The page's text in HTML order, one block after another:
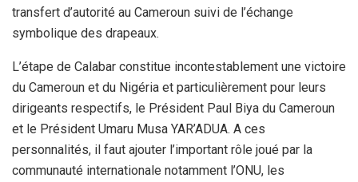
transfert d’autorité au Cameroun suivi de l’échange
symbolique des drapeaux.
L’étape de Calabar constitue incontestablement une victoire
du Cameroun et du Nigéria et particulièrement pour leurs
dirigeants respectifs, le Président Paul Biya du Cameroun
et le Président Umaru Musa YAR’ADUA. A ces
personnalités, il faut ajouter l’important rôle joué par la
communauté internationale notamment l’ONU, les